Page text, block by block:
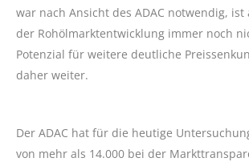
war nach Ansicht des ADAC notwendig, ist
der Rohölmarktentwicklung immer noch
Potenzial für weitere deutliche
daher weiter.
Der ADAC hat für die heutige
von mehr als 14.000 bei der